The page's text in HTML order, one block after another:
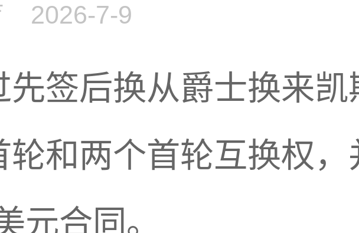
2026-7-9
先签后换从爵士换来
轮和两个首轮互换权，
元合同。